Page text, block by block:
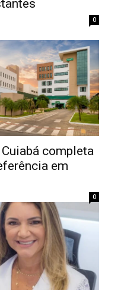
0
completa
em
0